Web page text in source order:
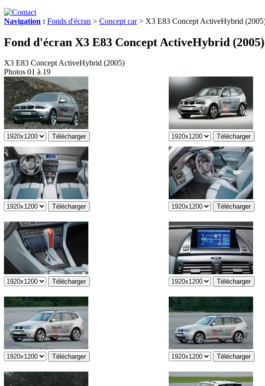
Navigation : Fonds d'écran > Concept car> X3 E83 Concept ActiveHybrid
Fond d'écran X3 E83 Concept ActiveHybrid (2005)
X3 E83 Concept ActiveHybrid (2005)
Photos 01 à 19